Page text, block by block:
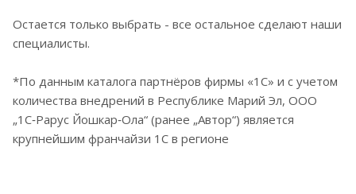
Остается только выбрать - все остальное сделают наши
специалисты.
*По данным каталога партнёров фирмы «1С» и с учетом
количества внедрений в Республике Марий Эл, ООО
„1С‑Рарус Йошкар‑Ола“ (ранее „Автор“) является
крупнейшим франчайзи 1С в регионе